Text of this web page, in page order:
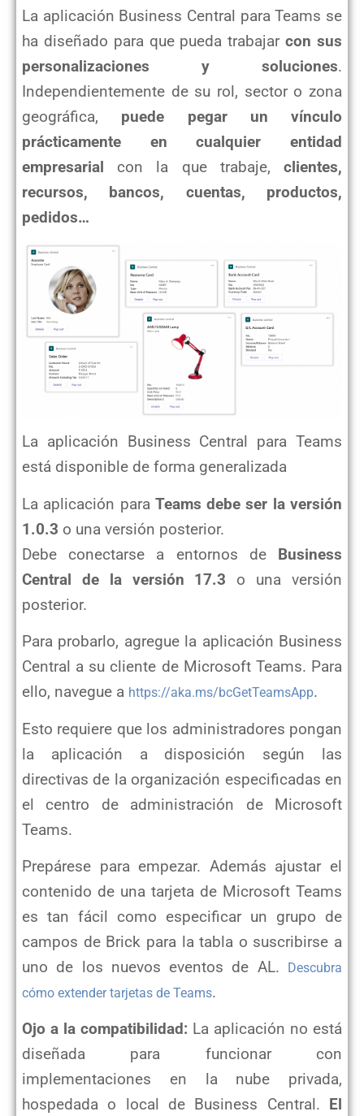
La aplicación Business Central para Teams se
ha diseñado para que pueda trabajarcon sus
personalizaciones y soluciones.
Independientemente de su rol, sector o zona
geográfica, puede pegar un vínculo
prácticamente en cualquier entidad
empresarial
con la que trabaje, clientes,
recursos, bancos, cuentas, productos,
pedidos…
La aplicación Business Central para Teams
está disponible de forma generalizada
La aplicación para Teams debe ser la versión
1.0.3 o una versión posterior.
Debe conectarse a entornos de
Business
Central de la versión 17.3 o una versión
posterior.
Para probarlo, agregue la aplicación Business
Central a su cliente de Microsoft Teams. Para
ello, navegue a https://aka.ms/bcGetTeamsApp.
Esto requiere que los administradores pongan
la aplicación a disposición según las
directivas de la organización especificadas en
el centro de administración de Microsoft
Teams.
Prepárese para empezar. Además ajustar el
contenido de una tarjeta de Microsoft Teams
es tan fácil como especificar un grupo de
campos de Brick para la tabla o suscribirse a
uno de los nuevos eventos de AL.
Descubra
cómo extender tarjetas de Teams.
Ojo a la compatibilidad: La aplicación no está
diseñada para funcionar con
implementaciones en la nube privada,
hospedada o local de Business Central. El